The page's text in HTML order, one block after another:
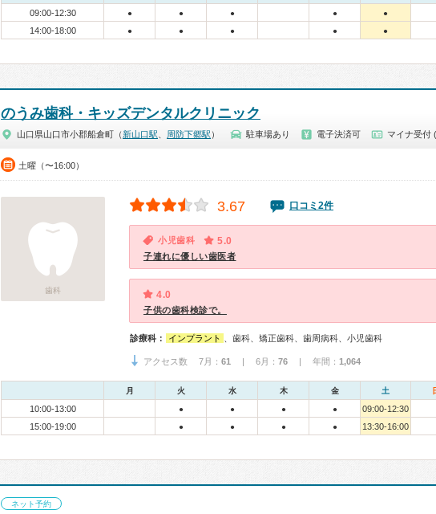
09:00-12:30 ● ● ● ● ●
14:00-18:00 ● ● ● ● ●
のうみ歯科・キッズデンタルクリニック
山口県山口市小郡船倉町（ 新山口駅 周防下郷駅 ） 駐車場あり 電子決済可 マイナ受付
土曜（〜16:00）
歯科
3.67 口コミ2件
小児歯科 5.0
子連れに優しい歯医者
4.0
子供の歯科検診で。
診療科： インプラント 、歯科、矯正歯科、歯周病科、小児歯科
アクセス数 7月： 61 | 6月： 76 | 年間： 1,064
月 火 水 木 金 土
10:00-13:00 ● ● ● ●
09:00-12:30
15:00-19:00
● ● ● ● 13:30-16:00
ネット予約